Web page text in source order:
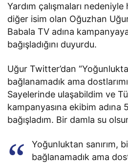
Yardım çalışmaları
diğer isim olan Oğuzhan
Babala TV adına
bağışladığını duyurdu.
Uğur Twitter’dan
bağlanamadık ama
Sayelerinde ulaşabildim ve
kampanyasına ekibim adına
bağışladım. Bir damla su
Yoğunluktan sanırım,
bağlanamadık ama